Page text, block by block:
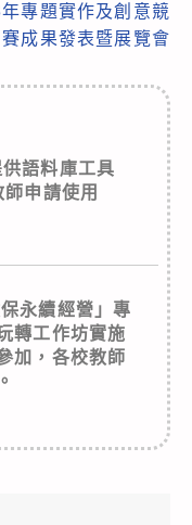
專題實作及創意競
賽成果發表暨展覽會
語料庫工具
申請使用
永續經營」專
轉工作坊實施
加，各校教師